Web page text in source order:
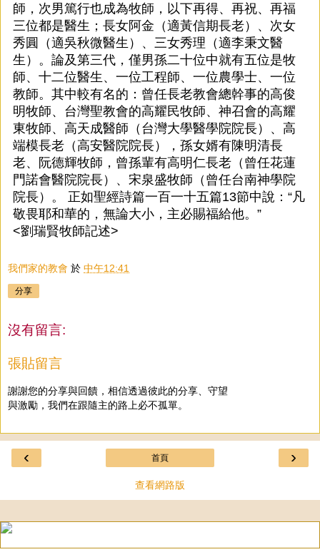
師，次男篤行也成為牧師，以下再得、再祝、再福
三位都是醫生；長女阿金（適黃信期長老）、次女
秀圓（適吳秋微醫生）、三女秀理（適李秉文醫
生）。論及第三代，僅男孫二十位中就有五位是牧
師、十二位醫生、一位工程師、一位農學士、一位
教師。其中較有名的：曾任長老教會總幹事的高俊
明牧師、台灣聖教會的高耀民牧師、神召會的高耀
東牧師、高天成醫師（台灣大學醫學院院長）、高
端模長老（高安醫院院長），孫女婿有陳明清長
老、阮德輝牧師，曾孫輩有高明仁長老（曾任花蓮
門諾會醫院院長）、宋泉盛牧師（曾任台南神學院
院長）。 正如聖經詩篇一百一十五篇13節中說：“凡
敬畏耶和華的，無論大小，主必賜福給他。”
<劉瑞賢牧師記述>
我們家的教會 於 中午12:41
分享
沒有留言:
張貼留言
謝謝您的分享與回饋，相信透過彼此的分享、守望
與激勵，我們在跟隨主的路上必不孤單。
‹ ›
首頁
查看網路版